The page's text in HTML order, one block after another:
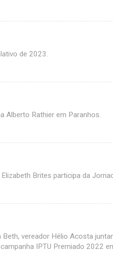
de 2023.
Alberto Rathier em Paranhos.
Brites participa da
vereador Hélio Acosta
IPTU Premiado 2022